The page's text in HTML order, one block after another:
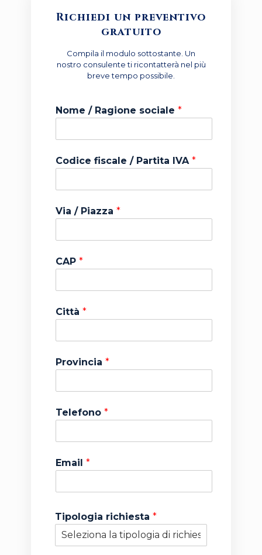
Richiedi un preventivo
gratuito
Compila il modulo sottostante. Un
nostro consulente ti ricontatterà nel più
breve tempo possibile.
Nome / Ragione sociale *
Codice fiscale / Partita IVA *
Via / Piazza *
CAP *
Città *
Provincia *
Telefono *
Email *
Tipologia richiesta *